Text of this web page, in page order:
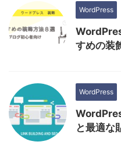
WordPress
すめの装
WordPress
と最適な